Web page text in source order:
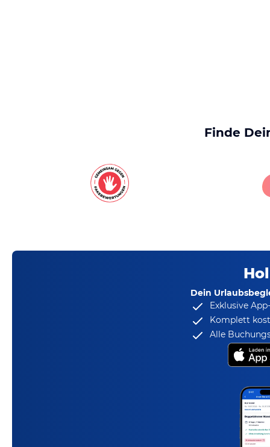
Finde
Dein
Exklusive
Komplett
Alle